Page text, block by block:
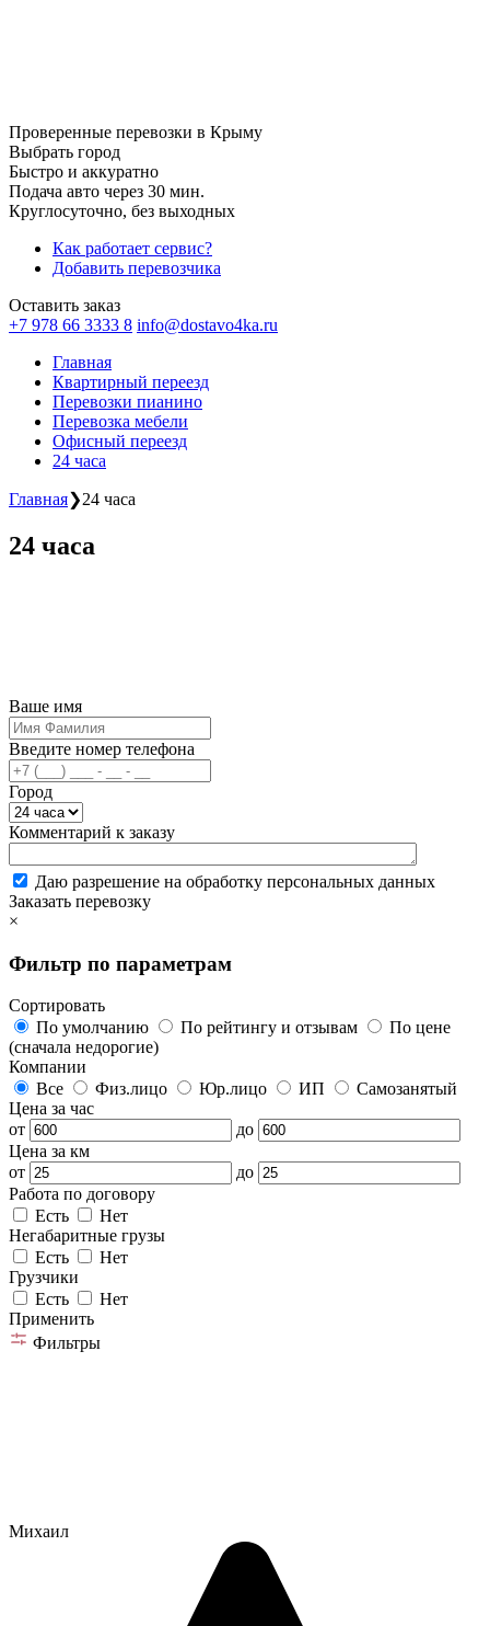
Проверенные перевозки в Крыму
Выбрать город
Быстро и аккуратно
Подача авто через 30 мин.
Круглосуточно, без выходных
Как работает сервис?
Добавить перевозчика
Оставить заказ
+7 978 66 3333 8 info@dostavo4ka.ru
Главная
Квартирный переезд
Перевозки пианино
Перевозка мебели
Офисный переезд
24 часа
Главная❯24 часа
24 часа
Ваше имя
Введите номер телефона
Город
Комментарий к заказу
Даю разрешение на обработку персональных данных
Заказать перевозку
×
Фильтр по параметрам
Сортировать
По умолчанию
По рейтингу и отзывам
По цене
(сначала недорогие)
Компании
Все
Физ.лицо Юр.лицо ИП
Самозанятый
Цена за час
от
до
Цена за км
от
до
Работа по договору
Есть
Нет
Негабаритные грузы
Есть
Нет
Грузчики
Есть
Нет
Применить
Фильтры
Михаил